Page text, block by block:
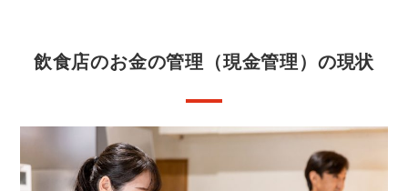
飲食店のお金の管理（現金管理）の現状